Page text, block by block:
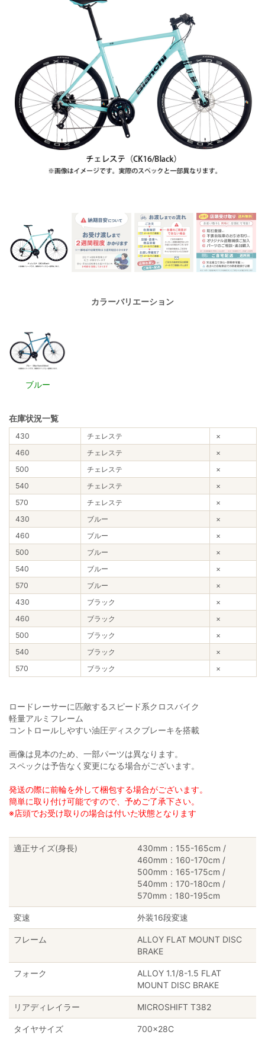
カラーバリエーション
ブルー
在庫状況一覧
430 チェレステ
×
460
チェレステ
×
500
チェレステ
×
540
チェレステ
×
570
チェレステ
×
430
ブルー
×
460
ブルー
×
500
ブルー
×
540
ブルー
×
570
ブルー
×
430
ブラック
×
460
ブラック
×
500
ブラック
×
540
ブラック
×
570
ブラック ×
ロードレーサーに匹敵するスピード系クロスバイク
軽量アルミフレーム
コントロールしやすい油圧ディスクブレーキを搭載
画像は見本のため、一部パーツは異なります。
スペックは予告なく変更になる場合がございます。
発送の際に前輪を外して梱包する場合がございます。
簡単に取り付け可能ですので、予めご了承下さい。
※店頭でお受け取りの場合は付いた状態となります
適正サイズ(身長)
430mm：155-165cm /
460mm：160-170cm /
500mm：165-175cm /
540mm：170-180cm /
570mm：180-195cm
変速 外装16段変速
フレーム
ALLOY FLAT MOUNT DISC
BRAKE
フォーク
ALLOY 1.1/8-1.5 FLAT
MOUNT DISC BRAKE
リアディレイラー MICROSHIFT T382
タイヤサイズ 700×28C